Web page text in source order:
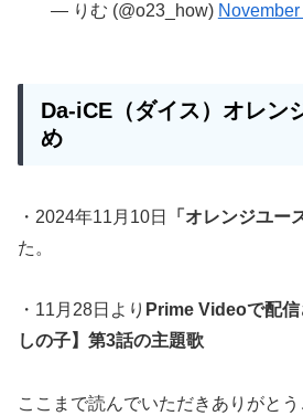
— りむ (@o23_how)
Da-iCE（ダイス） オレン
め
・2024年11月10日 「オレンジユー
た。
・11月28日より Prime Videoで配
しの子】第3話の主題歌
ここまで読んでいただきありがとう